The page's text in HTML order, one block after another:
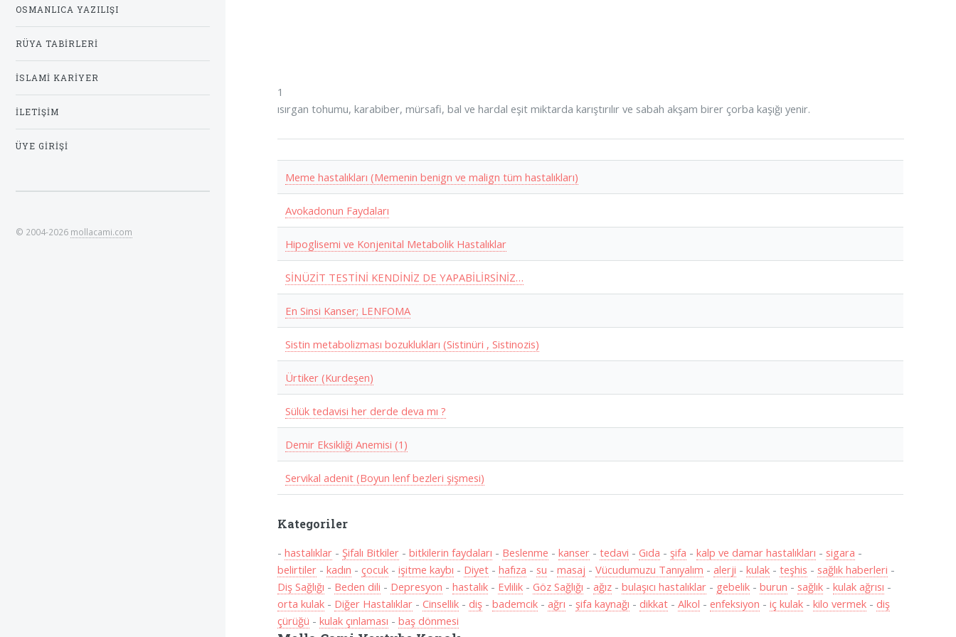
1
ısırgan tohumu, karabiber, mürsafi, bal ve hardal eşit miktarda karıştırılır ve sabah akşam birer çorba kaşığı yenir.
Meme hastalıkları (Memenin benign ve malign tüm hastalıkları)
Avokadonun Faydaları
Hipoglisemi ve Konjenital Metabolik Hastalıklar
SİNÜZİT TESTİNİ KENDİNİZ DE YAPABİLİRSİNİZ…
En Sinsi Kanser; LENFOMA
Sistin metabolizması bozuklukları (Sistinüri , Sistinozis)
Ürtiker (Kurdeşen)
Sülük tedavisi her derde deva mı ?
Demir Eksikliği Anemisi (1)
Servikal adenit (Boyun lenf bezleri şişmesi)
Kategoriler
-hastalıklar -Şifalı Bitkiler -bitkilerin faydaları - Beslenme -kanser -tedavi -Gıda -şifa -kalp ve damar hastalıkları - sigara -
belirtiler -kadın -çocuk -işitme kaybı - Diyet -hafıza - su -masaj -Vücudumuzu Tanıyalım -alerji -kulak -teşhis - sağlık haberleri -
Diş Sağlığı - Beden dili - Depresyon -hastalık - Evlilik -Göz Sağlığı -ağız -bulaşıcı hastalıklar - gebelik -burun - sağlık -kulak ağrısı -
orta kulak - Diğer Hastalıklar -Cinsellik - diş -bademcik -ağrı -şifa kaynağı - dikkat -Alkol -enfeksiyon -iç kulak -kilo vermek - diş
çürüğü -kulak çınlaması -baş dönmesi
OSMANLICA YAZILIŞI
RÜYA TABIRLERI
İSLAMI KARIYER
İLETIŞIM
ÜYE GIRIŞI
© 2004-2026 mollacami.com